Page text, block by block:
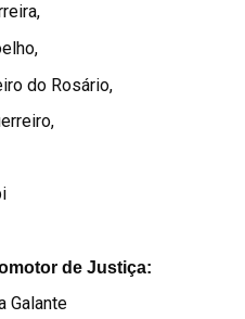
do Rosário,
de Justiça:
Galante